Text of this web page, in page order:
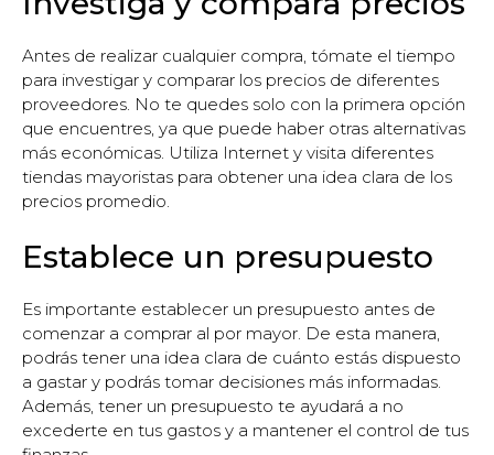
Antes de realizar cualquier compra, tómate el tiempo
para investigar y comparar los precios de diferentes
proveedores. No te quedes solo con la primera opción
que encuentres, ya que puede haber otras alternativas
más económicas. Utiliza Internet y visita diferentes
tiendas mayoristas para obtener una idea clara de los
precios promedio.
Establece un presupuesto
Es importante establecer un presupuesto antes de
comenzar a comprar al por mayor. De esta manera,
podrás tener una idea clara de cuánto estás dispuesto
a gastar y podrás tomar decisiones más informadas.
Además, tener un presupuesto te ayudará a no
excederte en tus gastos y a mantener el control de tus